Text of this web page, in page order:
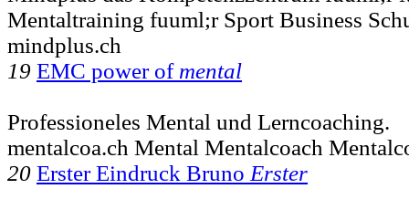
Mentaltraining fuuml;r Sport Business
mindplus.ch
19 EMC power of mental
Professioneles Mental und Lerncoaching.
mentalcoa.ch Mental Mentalcoach
20 Erster Eindruck Bruno Erster